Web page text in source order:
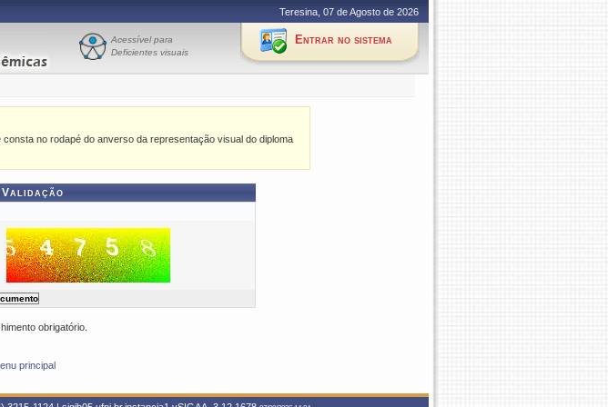
Teresina, 07 de Agosto de 2026
Acessível para
Deficientes visuais
Entrar no sistema
no rodapé do anverso da representação visual do diploma
Validação
obrigatório.
principal